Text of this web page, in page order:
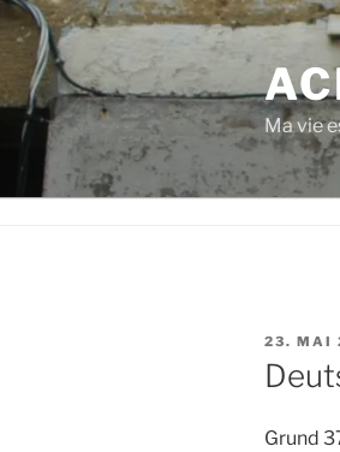
Zum
Inhalt
springen
Ma vie
AM
23. MAI
Grund